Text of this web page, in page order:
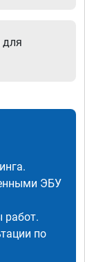
для
ЭБУ
работ.
по